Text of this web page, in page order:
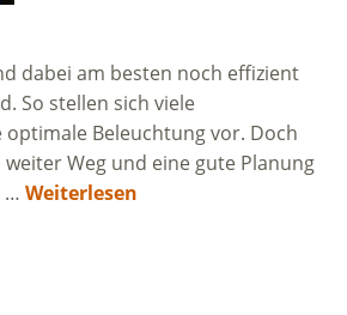
dabei am besten noch effizient
So stellen sich viele
Beleuchtung vor. Doch
Weg und eine gute Planung
… Weiterlesen